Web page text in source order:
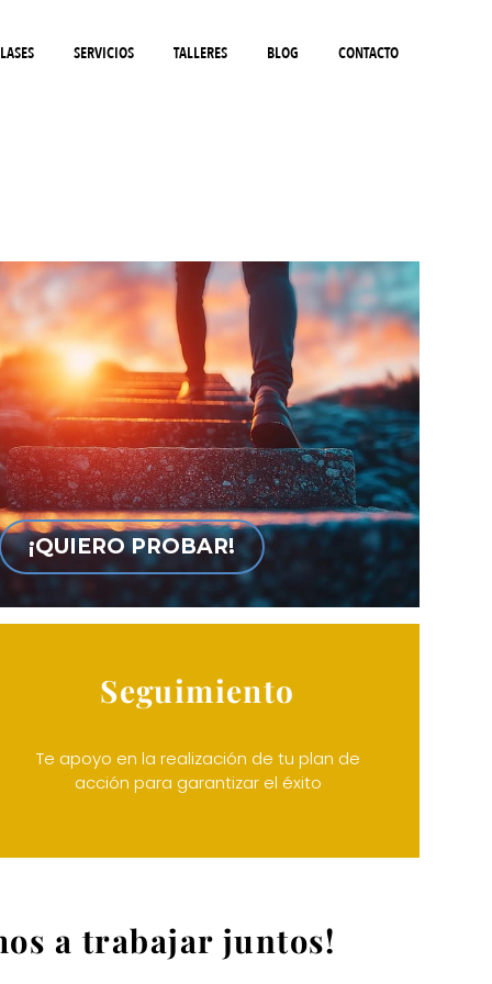
SERVICIOS TALLERES BLOG CONTACTO
¡QUIERO PROBAR!
Seguimiento
Te apoyo en la realización de tu plan de
acción para garantizar el éxito
a trabajar juntos!